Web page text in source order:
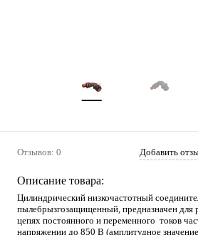
Отзывов: 0 Добавить
Описание товара:
Цилиндрический низкочастотный
пылебрызгозащищенный, предназначен для
цепях постоянного и переменного токов
напряжении до 850 В (амплитудное